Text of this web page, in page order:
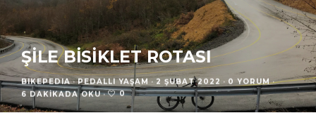
ŞILE BISIKLET ROTASI
BIKEPEDIA · PEDALLI YAŞAM · 2 ŞUBAT 2022 · 0 YORUM ·
6 DAKIKADA OKU · 0